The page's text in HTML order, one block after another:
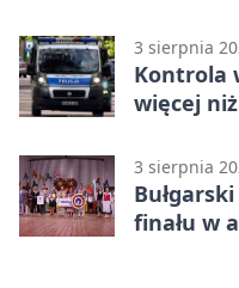
3 sierpnia
Kontrola
więcej
3 sierpnia
finału w